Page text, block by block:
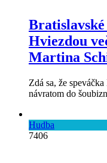
Bratislavské
Hviezdou
Martina
Zdá sa, že
návratom do
Hudba
7406